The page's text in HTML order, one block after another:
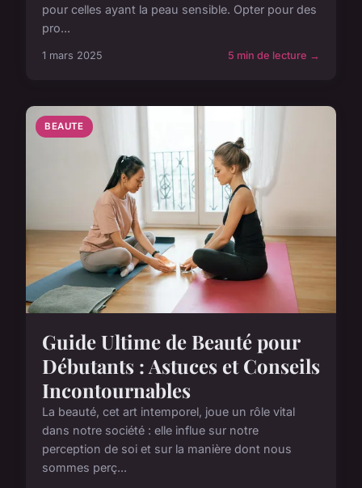
pour celles ayant la peau sensible. Opter pour des
pro...
1 mars 2025 5 min de lecture →
BEAUTE
Guide Ultime de Beauté pour
Débutants : Astuces et Conseils
Incontournables
La beauté, cet art intemporel, joue un rôle vital
dans notre société : elle influe sur notre
perception de soi et sur la manière dont nous
sommes perç...